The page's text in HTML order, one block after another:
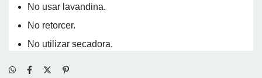
No usar lavandina.
No retorcer.
No utilizar secadora.